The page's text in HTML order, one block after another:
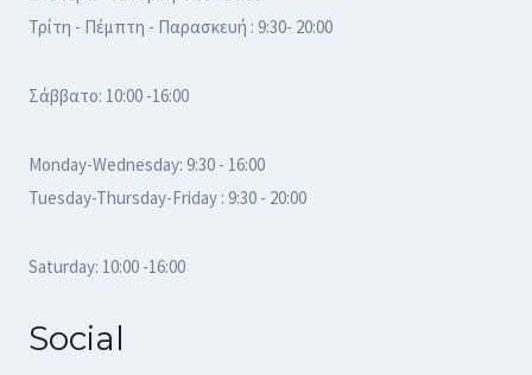
Τρίτη - Πέμπτη - Παρασκευή : 9:30- 20:00
Σάββατο: 10:00 -16:00
Monday-Wednesday: 9:30 - 16:00
Tuesday-Thursday-Friday : 9:30 - 20:00
Saturday: 10:00 -16:00
Social